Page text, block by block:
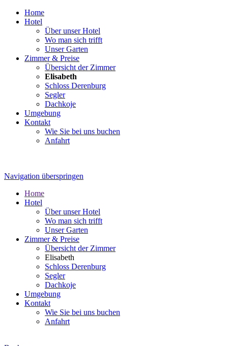
Home
Hotel
Über unser Hotel
Wo man sich trifft
Unser Garten
Zimmer & Preise
Übersicht der Zimmer
Elisabeth
Schloss Derenburg
Segler
Dachkoje
Umgebung
Kontakt
Wie Sie bei uns buchen
Anfahrt
Navigation überspringen
Home
Hotel
Über unser Hotel
Wo man sich trifft
Unser Garten
Zimmer & Preise
Übersicht der Zimmer
Elisabeth
Schloss Derenburg
Segler
Dachkoje
Umgebung
Kontakt
Wie Sie bei uns buchen
Anfahrt